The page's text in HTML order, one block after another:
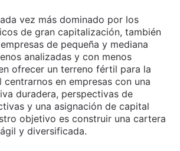
vez más dominado por los
de gran capitalización, también
de pequeña y mediana
analizadas y con menos
ofrecer un terreno fértil para la
en empresas con una
duradera, perspectivas de
y una asignación de capital
objetivo es construir una cartera
y diversificada.